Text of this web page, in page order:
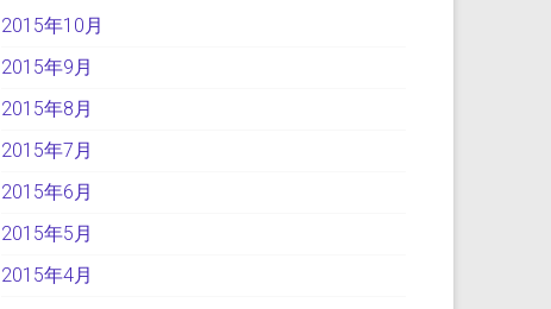
2015年10月
2015年9月
2015年8月
2015年7月
2015年6月
2015年5月
2015年4月